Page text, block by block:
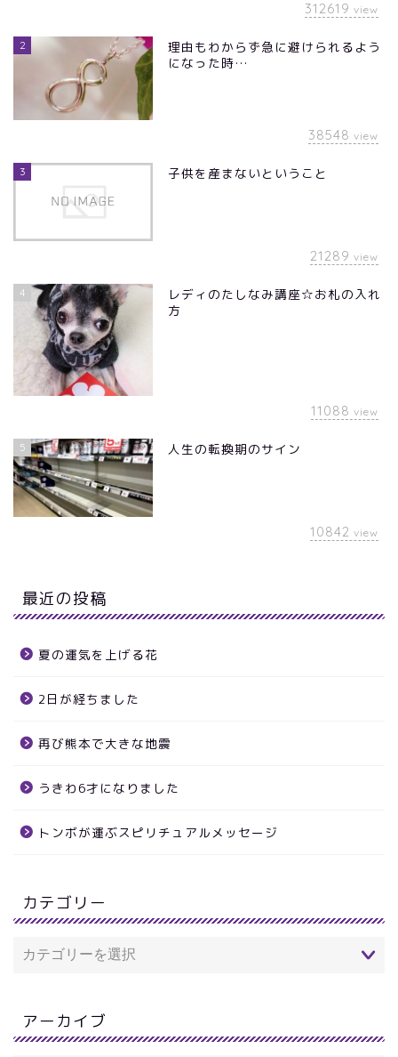
312619 view
2
理由もわからず急に避けられるよう
になった時…
38548 view
3 子供を産まないということ
21289 view
4
レディのたしなみ講座☆お札の入れ
方
11088 view
5 人生の転換期のサイン
10842 view
最近の投稿
夏の運気を上げる花
2日が経ちました
再び熊本で大きな地震
うきわ6才になりました
トンボが運ぶスピリチュアルメッセージ
カテゴリー
アーカイブ